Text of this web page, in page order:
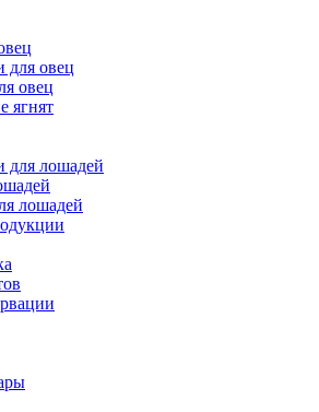
овец
овец
ягнят
для лошадей
лошадей